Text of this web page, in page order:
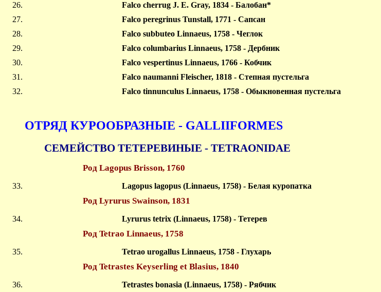
Falco cherrug J. E. Gray, 1834 - Балобан*
Falco peregrinus Tunstall, 1771 - Сапсан
Falco subbuteo Linnaeus, 1758 - Чеглок
Falco columbarius Linnaeus, 1758 - Дербник
Falco vespertinus Linnaeus, 1766 - Кобчик
Falco naumanni Fleischer, 1818 - Степная пустельга
Falco tinnunculus Linnaeus, 1758 - Обыкновенная пустельга
ОТРЯД КУРООБРАЗНЫЕ - GALLIIFORMES
СЕМЕЙСТВО ТЕТЕРЕВИНЫЕ - TETRAONIDAE
Род Lagopus Brisson, 1760
Lagopus lagopus (Linnaeus, 1758) - Белая куропатка
Род Lyrurus Swainson, 1831
Lyrurus tetrix (Linnaeus, 1758) - Тетерев
Род Tetrao Linnaeus, 1758
Tetrao urogallus Linnaeus, 1758 - Глухарь
Род Tetrastes Keyserling et Blasius, 1840
Tetrastes bonasia (Linnaeus, 1758) - Рябчик